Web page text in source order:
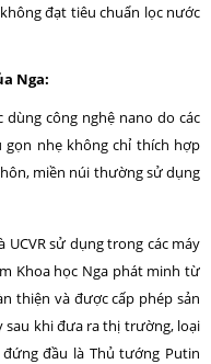
đạt tiêu chuẩn lọc nước
Nga:
dùng công nghệ nano do các
gọn nhẹ không chỉ thích hợp
miền núi thường sử dụng
UCVR sử dụng trong các máy
Khoa học Nga phát minh từ
thiện và được cấp phép sản
sau khi đưa ra thị trường, loại
đầu là Thủ tướng Putin